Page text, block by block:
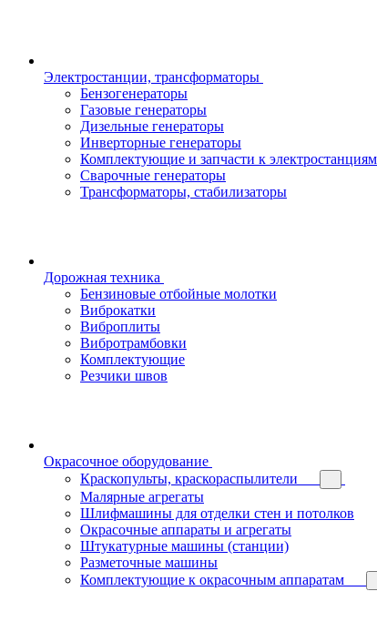
Электростанции, трансформаторы
Бензогенераторы
Газовые генераторы
Дизельные генераторы
Инверторные генераторы
Комплектующие и запчасти к электростанциям
Сварочные генераторы
Трансформаторы, стабилизаторы
Дорожная техника
Бензиновые отбойные молотки
Виброкатки
Виброплиты
Вибротрамбовки
Комплектующие
Резчики швов
Окрасочное оборудование
Краскопульты, краскораспылители
Малярные агрегаты
Шлифмашины для отделки стен и потолков
Окрасочные аппараты и агрегаты
Штукатурные машины (станции)
Разметочные машины
Комплектующие к окрасочным аппаратам